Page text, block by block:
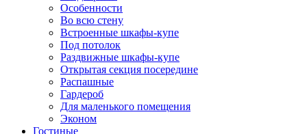
Особенности
Во всю стену
Встроенные шкафы-купе
Под потолок
Раздвижные шкафы-купе
Открытая секция посередине
Распашные
Гардероб
Для маленького помещения
Эконом
Гостиные